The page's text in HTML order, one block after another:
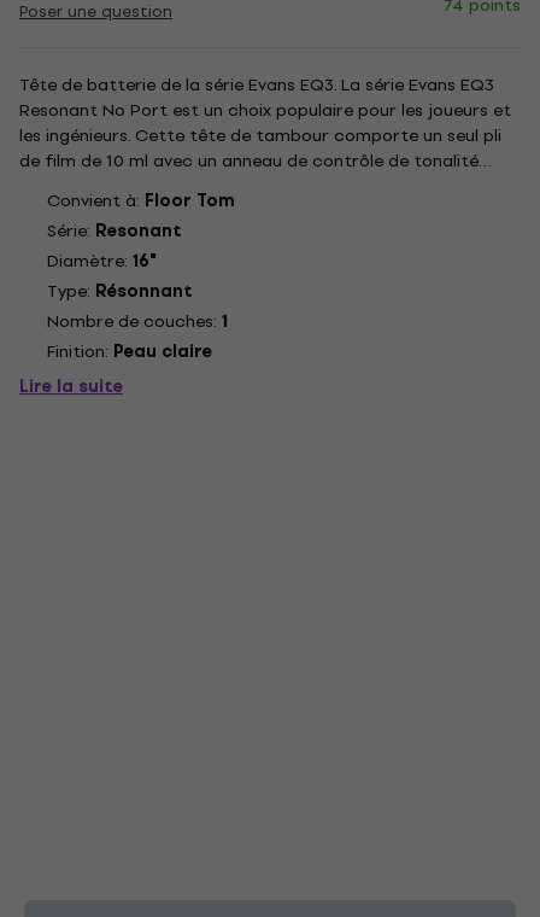
Poser une question
Tête de batterie de la série Evans EQ3. La série Evans EQ3
Resonant No Port est un choix populaire pour les joueurs et
les ingénieurs. Cette tête de tambour comporte un seul pli
de film de 10 ml avec un anneau de contrôle de tonalité
interne de 10 ml, délivrant un son chaud et percutant avec
une décroissance courte et contrôlée. .
Convient à: Floor Tom
Série: Resonant
Diamètre: 16"
Type: Résonnant
Nombre de couches: 1
Finition: Peau claire
Lire la suite